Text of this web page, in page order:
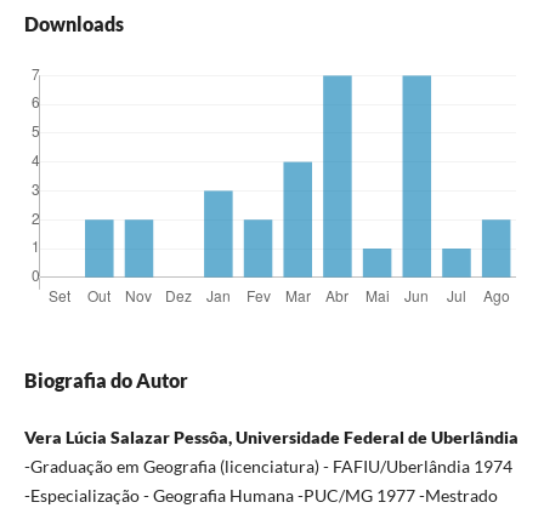
Downloads
Biografia do Autor
Vera Lúcia Salazar Pessôa, Universidade Federal de Uberlândia
-Graduação em Geografia (licenciatura) - FAFIU/Uberlândia 1974
-Especialização - Geografia Humana -PUC/MG 1977 -Mestrado